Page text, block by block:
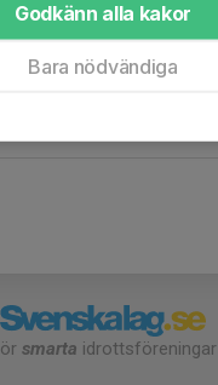
idag 14/9
smarta idrottsföreningar
Godkänn alla kakor
Bara nödvändiga